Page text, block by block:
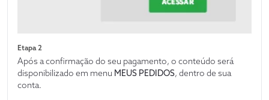
Etapa 2
Após a confirmação do seu pagamento, o conteúdo será
disponibilizado em menu MEUS PEDIDOS, dentro de sua
conta.